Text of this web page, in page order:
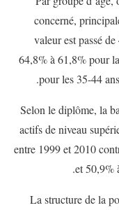
concerné,
valeur est passé
64,8% à 61,8% pour
pour les 35-44
Selon le diplôme, la
actifs de niveau
entre 1999 et 2010
et 50,9%
La structure de la